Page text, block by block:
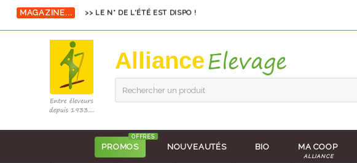
MAGAZINE...
>> LE N° DE L'ÉTÉ EST DISPO !
Alliance
Rechercher un produit
PROMOS
OFFRES
NOUVEAUTÉS BIO MA COOP
ALLIANCE